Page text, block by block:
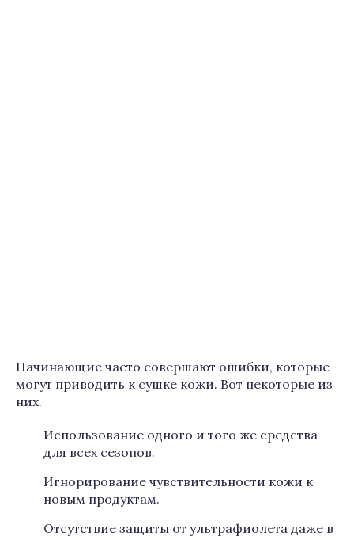
Начинающие часто совершают ошибки, которые
могут приводить к сушке кожи. Вот некоторые из
них.
Использование одного и того же средства
для всех сезонов.
Игнорирование чувствительности кожи к
новым продуктам.
Отсутствие защиты от ультрафиолета даже в